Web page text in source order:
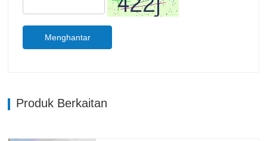
Menghantar
Produk Berkaitan